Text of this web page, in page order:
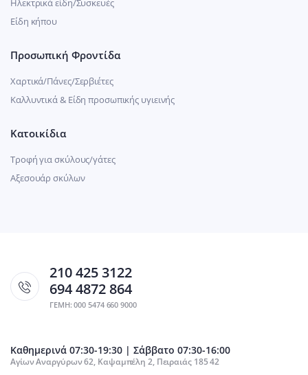
Είδη κήπου
Προσωπική Φροντίδα
Χαρτικά/Πάνες/Σερβιέτες
Καλλυντικά & Είδη προσωπικής υγιεινής
Κατοικίδια
Τροφή για σκύλους/γάτες
Αξεσουάρ σκύλων
210 425 3122
694 4872 864
ΓΕΜΗ: 000 5474 660 9000
Καθημερινά 07:30-19:30 | Σάββατο 07:30-16:00
Αγίων Αναργύρων 62, Καψαμπέλη 2, Πειραιάς 185 42